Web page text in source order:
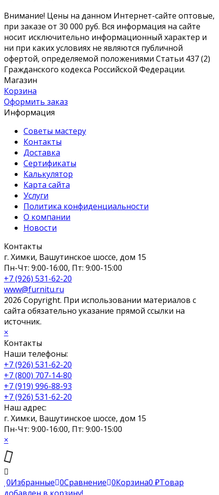
Внимание! Цены на данном Интернет-сайте оптовые,
при заказе от 30 000 руб. Вся информация на сайте
носит исключительно информационный характер и
ни при каких условиях не являются публичной
офертой, определяемой положениями Статьи 437 (2)
Гражданского кодекса Российской Федерации.
Магазин
Корзина
Оформить заказ
Информация
Советы мастеру
Контакты
Доставка
Сертификаты
Калькулятор
Карта сайта
Услуги
Политика конфиденциальности
О компании
Новости
Контакты
г. Химки, Вашутинское шоссе, дом 15
Пн-Чт: 9:00-16:00, Пт: 9:00-15:00
+7 (926) 531-62-20
www@furnitu.ru
2026 Copyright. При использовании материалов с
сайта обязательно указание прямой ссылки на
источник.
×
Контакты
Наши телефоны:
+7 (926) 531-62-20
+7 (800) 707-14-80
+7 (919) 996-88-93
+7 (926) 531-62-20
Наш адрес:
г. Химки, Вашутинское шоссе, дом 15
Пн-Чт: 9:00-16:00, Пт: 9:00-15:00
×
0Избранные 0Сравнение 0Корзина0 ₽Товар
добавлен в корзину!